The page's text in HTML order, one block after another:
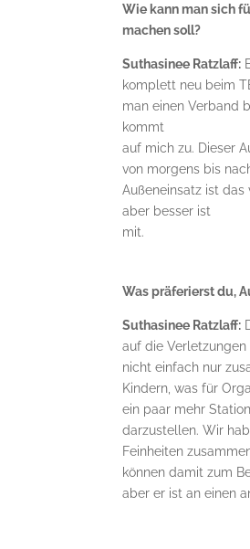
Wie kann man sich
machen soll?
Suthasinee Ratzlaff:
komplett neu beim
man einen Verband
kommt
auf mich zu. Dieser
von morgens bis
Außeneinsatz ist
aber besser ist
mit.
Was präferierst du,
Suthasinee Ratzlaff:
auf die
nicht einfach nur
Kindern, was für
ein paar mehr
darzustellen. Wir
Feinheiten
können damit zum
aber er ist an einen